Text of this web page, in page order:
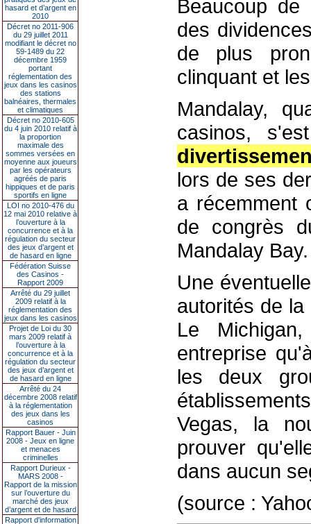
hasard et d’argent en
2010
Décret no 2011-906
du 29 juillet 2011
modifiant le décret no
59-1489 du 22
décembre 1959
portant
réglementation des
jeux dans les casinos
des stations
balnéaires, thermales
et climatiques
Décret no 2010-605
du 4 juin 2010 relatif à
la proportion
maximale des
sommes versées en
moyenne aux joueurs
par les opérateurs
agréés de paris
hippiques et de paris
sportifs en ligne
LOI no 2010-476 du
12 mai 2010 relative à
l’ouverture à la
concurrence et à la
régulation du secteur
des jeux d’argent et
de hasard en ligne
Fédération Suisse
des Casinos -
Rapport 2009
Arrêté du 29 juillet
2009 relatif à la
réglementation des
jeux dans les casinos
Projet de Loi du 30
mars 2009 relatif à
l’ouverture à la
concurrence et à la
régulation du secteur
des jeux d’argent et
de hasard en ligne
Arrêté du 24
décembre 2008 relatif
à la réglementation
des jeux dans les
casinos
Rapport Bauer - Juin
2008 - Jeux en ligne
et menaces
criminelles
Rapport Durieux -
MARS 2008 -
Rapport de la mission
sur l’ouverture du
marché des jeux
d’argent et de hasard
Rapport d'information
Beaucoup
des
de plus
clinquant et
Mandalay,
casinos,
lors de ses
a récemment
de congrès
Mandalay Bay.
Une
autorités de
Le
entreprise
les deux
Vegas, la
prouver
dans aucun
(source :